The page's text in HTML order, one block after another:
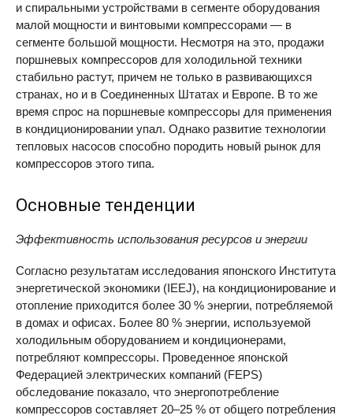
и спиральными устройствами в сегменте оборудования
малой мощности и винтовыми компрессорами — в
сегменте большой мощности. Несмотря на это, продажи
поршневых компрессоров для холодильной техники
стабильно растут, причем не только в развивающихся
странах, но и в Соединенных Штатах и Европе. В то же
время спрос на поршневые компрессоры для применения
в кондиционировании упал. Однако развитие технологии
тепловых насосов способно породить новый рынок для
компрессоров этого типа.
Основные тенденции
Эффективность использования ресурсов и энергии
Согласно результатам исследования японского Института
энергетической экономики (IEEJ), на кондиционирование и
отопление приходится более 30 % энергии, потребляемой
в домах и офисах. Более 80 % энергии, используемой
холодильным оборудованием и кондиционерами,
потребляют компрессоры. Проведенное японской
Федерацией электрических компаний (FEPS)
обследование показало, что энергопотребление
компрессоров составляет 20–25 % от общего потребления